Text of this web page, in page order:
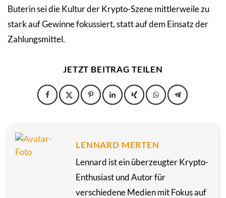
Buterin sei die Kultur der Krypto-Szene mittlerweile zu
stark auf Gewinne fokussiert, statt auf dem Einsatz der
Zahlungsmittel.
JETZT BEITRAG TEILEN
LENNARD MERTEN
Lennard ist ein überzeugter Krypto-
Enthusiast und Autor für
verschiedene Medien mit Fokus auf